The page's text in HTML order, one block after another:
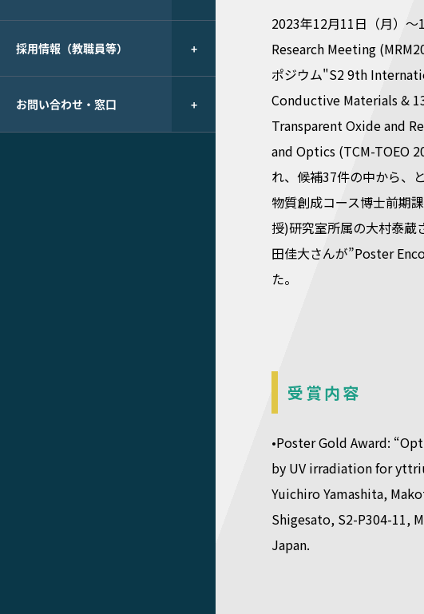
採用情報（教職員等）
お問い合わせ・窓口
2023年12月11日（月）
Research Meeting
ポジウム"S2 9th
Conductive Materials &
Transparent Oxide and
and Optics (TCM-TOEO
れ、候補37件の中から、
物質創成コース博士前期
授)研究室所属の大村泰
田佳大さんが”Poster
た。
受賞内容
•Poster Gold Award:
by UV irradiation for
Yuichiro Yamashita,
Shigesato, S2-P304-11,
Japan.